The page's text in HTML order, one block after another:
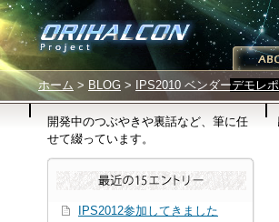
サイト
パンくずリスト
ホーム > BLOG > IPS2010 ベンダーデモレ
開発中のつぶやきや裏話など、筆に任
せて綴っています。
IPS2012参加してきました